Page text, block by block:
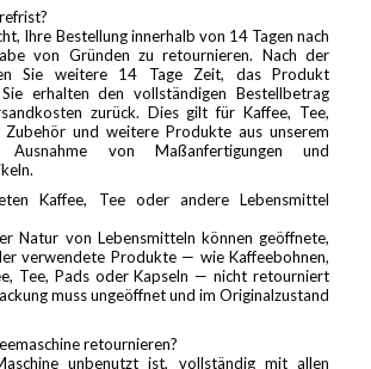
Ihre Bestellung innerhalb von 14 Tagen nach
von Gründen zu retournieren. Nach der
Sie weitere 14 Tage Zeit, das Produkt
Sie erhalten den vollständigen Bestellbetrag
zurück. Dies gilt für Kaffee, Tee,
Zubehör und weitere Produkte aus unserem
von Maßanfertigungen und
Kaffee, Tee oder andere Lebensmittel
Natur von Lebensmitteln können geöffnete,
verwendete Produkte — wie Kaffeebohnen,
Tee, Pads oder Kapseln — nicht retourniert
muss ungeöffnet und im Originalzustand
retournieren?
unbenutzt ist, vollständig mit allen